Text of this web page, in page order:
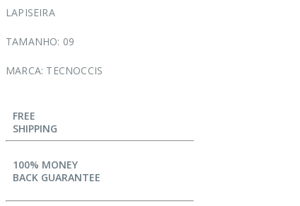
LAPISEIRA
TAMANHO: 09
MARCA: TECNOCCIS
FREE
SHIPPING
100% MONEY
BACK GUARANTEE